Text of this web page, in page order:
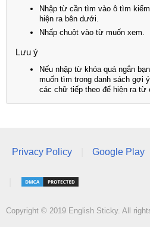
Nhập từ cần tìm vào ô tìm
hiện ra bên dưới.
Nhấp chuột vào từ muốn xem.
Lưu ý
Nếu nhập từ khóa quá ngắn
muốn tìm trong danh sách gợi
các chữ tiếp theo để hiện ra từ
Privacy Policy Google Play
Copyright © 2019 English Sticky. All